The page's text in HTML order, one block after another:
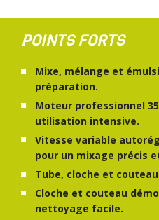
POINTS FORTS
Mixe, mélange et
préparation.
Moteur professionnel
utilisation intensive.
Vitesse variable
pour un mixage précis
Tube, cloche et couteau
Cloche et couteau
nettoyage facile.